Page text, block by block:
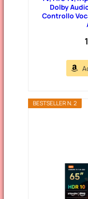
Dolby
Controllo
BESTSELLER N. 2